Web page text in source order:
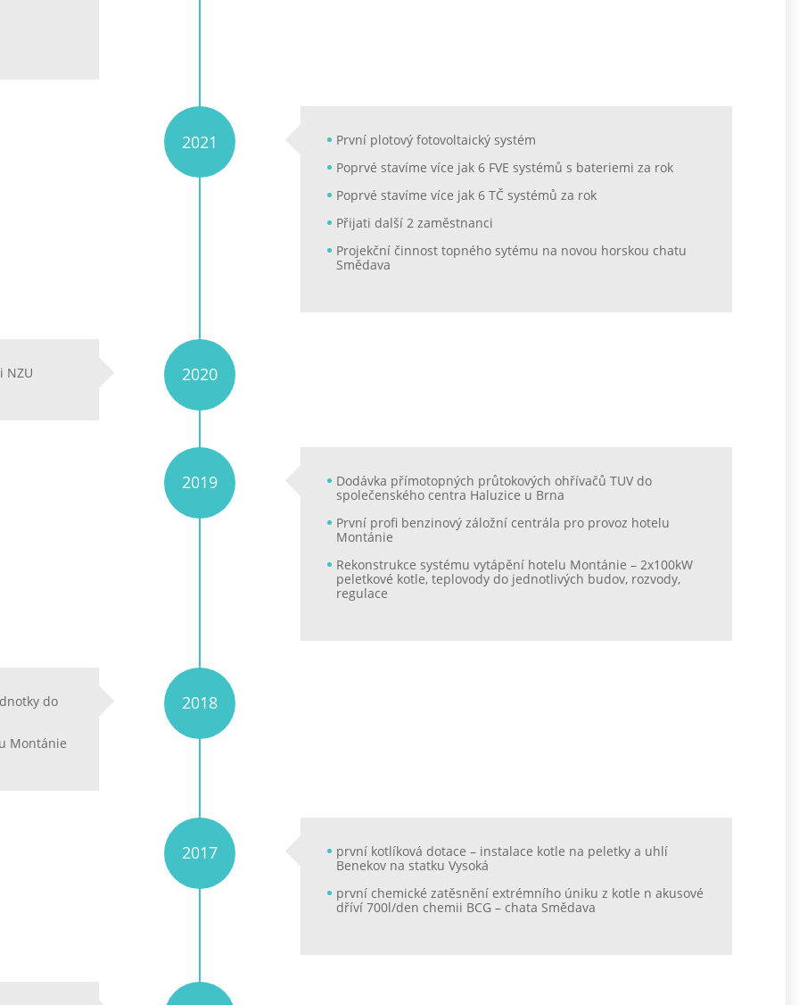
2021
První plotový fotovoltaický systém
Poprvé stavíme více jak 6 FVE systémů s bateriemi za rok
Poprvé stavíme více jak 6 TČ systémů za rok
Přijati další 2 zaměstnanci
Projekční činnost topného sytému na novou horskou chatu
Smědava
2020
NZU
2019
Dodávka přímotopných průtokových ohřívačů TUV do
společenského centra Haluzice u Brna
První profi benzinový záložní centrála pro provoz hotelu
Montánie
Rekonstrukce systému vytápění hotelu Montánie – 2x100kW
peletkové kotle, teplovody do jednotlivých budov, rozvody,
regulace
2018
do
Montánie
2017
první kotlíková dotace – instalace kotle na peletky a uhlí
Benekov na statku Vysoká
první chemické zatěsnění extrémního úniku z kotle n akusové
dříví 700l/den chemii BCG – chata Smědava